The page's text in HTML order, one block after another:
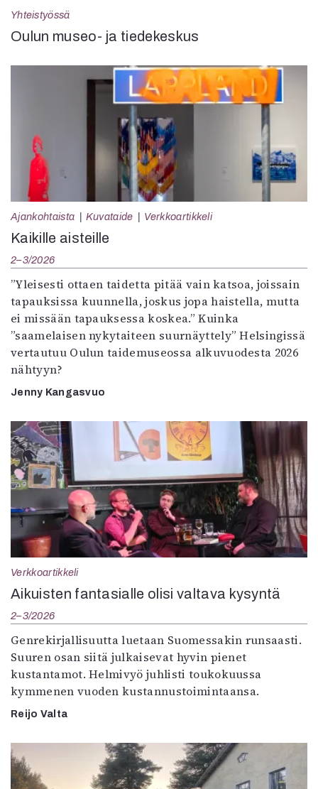
Yhteistyössä
Oulun museo- ja tiedekeskus
Ajankohtaista Kuvataide Verkkoartikkeli
Kaikille aisteille
2–3/2026
”Yleisesti ottaen taidetta pitää vain katsoa, joissain
tapauksissa kuunnella, joskus jopa haistella, mutta
ei missään tapauksessa koskea.” Kuinka
”saamelaisen nykytaiteen suurnäyttely” Helsingissä
vertautuu Oulun taidemuseossa alkuvuodesta 2026
nähtyyn?
Jenny Kangasvuo
Verkkoartikkeli
Aikuisten fantasialle olisi valtava kysyntä
2–3/2026
Genrekirjallisuutta luetaan Suomessakin runsaasti.
Suuren osan siitä julkaisevat hyvin pienet
kustantamot. Helmivyö juhlisti toukokuussa
kymmenen vuoden kustannustoimintaansa.
Reijo Valta